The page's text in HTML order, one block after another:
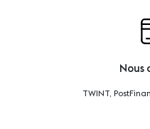
Nous
TWINT,